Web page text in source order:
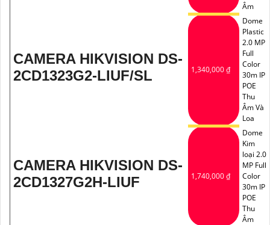
Âm
CAMERA HIKVISION DS-
2CD1323G2-LIUF/SL
1,340,000 ₫
Dome
Plastic
2.0 MP
Full
Color
30m IP
POE
Thu
Âm Và
Loa
CAMERA HIKVISION DS-
2CD1327G2H-LIUF
1,740,000 ₫
Dome
Kim
loại 2.0
MP Full
Color
30m IP
POE
Thu
Âm